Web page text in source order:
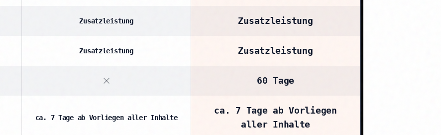
Zusatzleistung Zusatzleistung
Zusatzleistung Zusatzleistung
60 Tage
ca. 7 Tage ab Vorliegen aller Inhalte
ca. 7 Tage ab Vorliegen
aller Inhalte